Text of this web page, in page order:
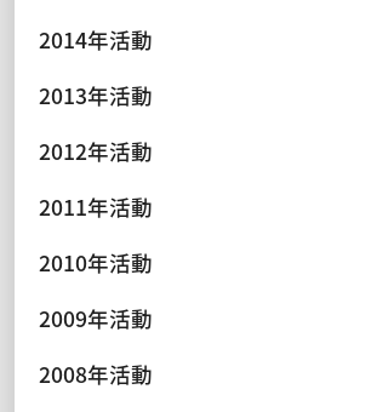
2014年活動
2013年活動
2012年活動
2011年活動
2010年活動
2009年活動
2008年活動